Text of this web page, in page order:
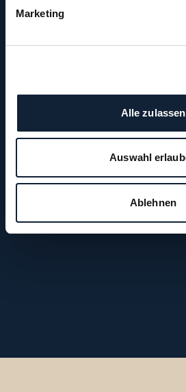
Marketing
Alle zulassen
Auswahl
Ablehnen